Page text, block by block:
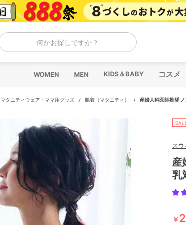
何かお探しですか？
WOMEN MEN KIDS＆BABY コスメ
マタニティウェア・ママ用グッズ / 肌着（マタニティ） / 産婦人科医師推奨
スウ
産
乳
￥